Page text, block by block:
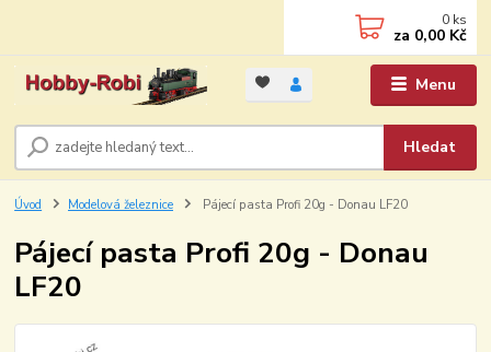
Menu
Hledat
0 ks
za 0,00 Kč
Úvod Modelová železnice Pájecí pasta Profi 20g - Donau LF20
Pájecí pasta Profi 20g - Donau
LF20